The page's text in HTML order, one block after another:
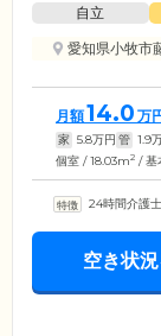
自立
愛知県小牧市
月額14.0 万
家 5.8万円 管 1.9
個室 / 18.03m2 / 基
24時間介護
空き状